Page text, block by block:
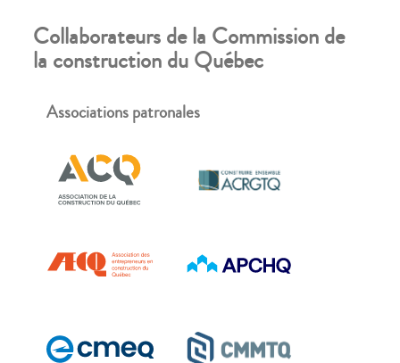
Collaborateurs de la Commission de
la construction du Québec
Associations patronales